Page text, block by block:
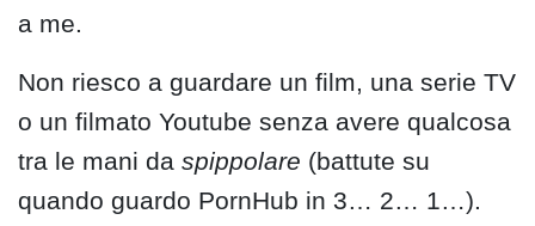
a me.
Non riesco a guardare un film, una serie TV
o un filmato Youtube senza avere qualcosa
tra le mani da spippolare (battute su
quando guardo PornHub in 3… 2… 1…).